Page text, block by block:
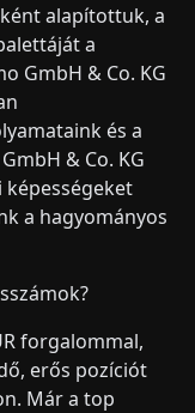
alapítottuk, a
a
GmbH & Co. KG
és a
& Co. KG
képességeket
a hagyományos
forgalommal,
erős pozíciót
Már a top